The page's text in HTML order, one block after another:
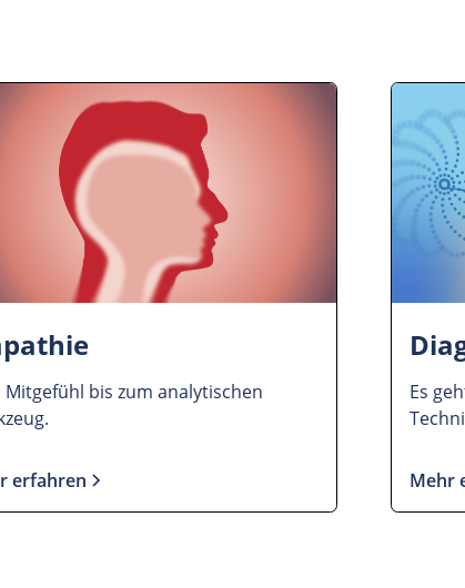
Mitgefühl bis zum analytischen
erfahren
Es
Mehr